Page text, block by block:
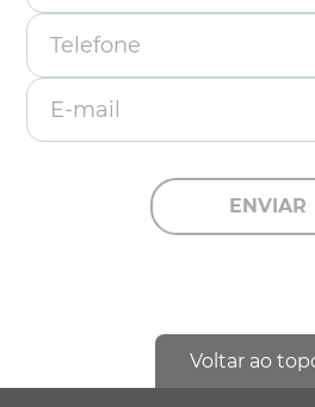
Telefone
E-mail
ENVIAR
Voltar ao